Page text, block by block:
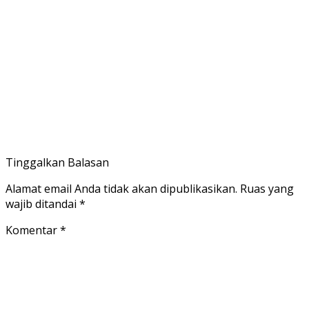
Tinggalkan Balasan
Alamat email Anda tidak akan dipublikasikan. Ruas yang
wajib ditandai *
Komentar*